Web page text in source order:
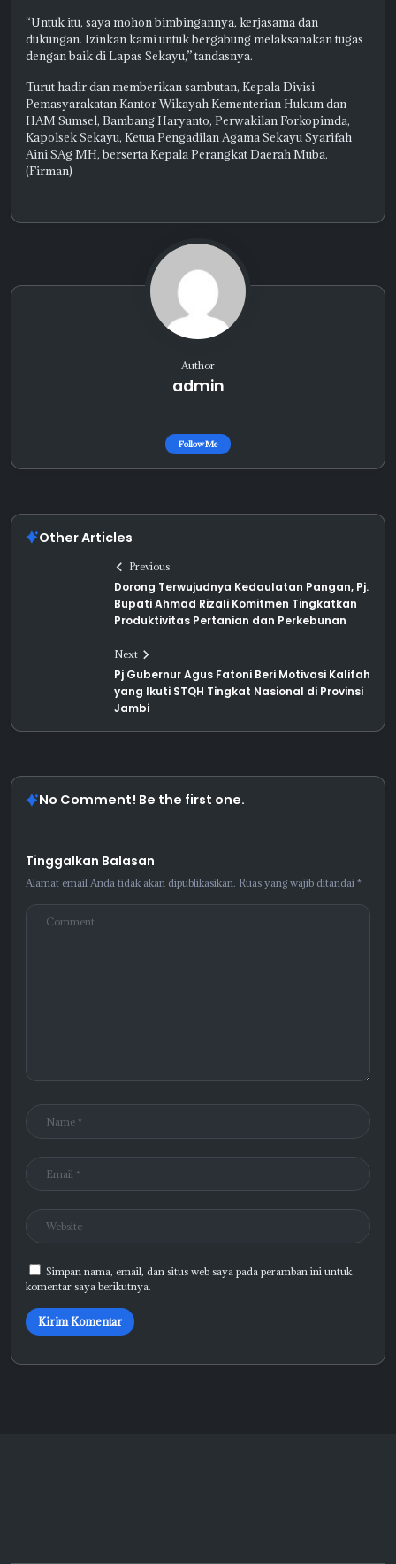
“Untuk itu, saya mohon bimbingannya, kerjasama dan
dukungan. Izinkan kami untuk bergabung melaksanakan tugas
dengan baik di Lapas Sekayu,” tandasnya.
Turut hadir dan memberikan sambutan, Kepala Divisi
Pemasyarakatan Kantor Wikayah Kementerian Hukum dan
HAM Sumsel, Bambang Haryanto, Perwakilan Forkopimda,
Kapolsek Sekayu, Ketua Pengadilan Agama Sekayu Syarifah
Aini SAg MH, berserta Kepala Perangkat Daerah Muba.
(Firman)
Author
admin
Follow Me
Other Articles
Previous
Dorong Terwujudnya Kedaulatan Pangan, Pj.
Bupati Ahmad Rizali Komitmen Tingkatkan
Produktivitas Pertanian dan Perkebunan
Next
Pj Gubernur Agus Fatoni Beri Motivasi Kalifah
yang Ikuti STQH Tingkat Nasional di Provinsi
Jambi
No Comment! Be the first one.
Tinggalkan Balasan
Alamat email Anda tidak akan dipublikasikan. Ruas yang wajib ditandai *
Simpan nama, email, dan situs web saya pada peramban ini untuk
komentar saya berikutnya.